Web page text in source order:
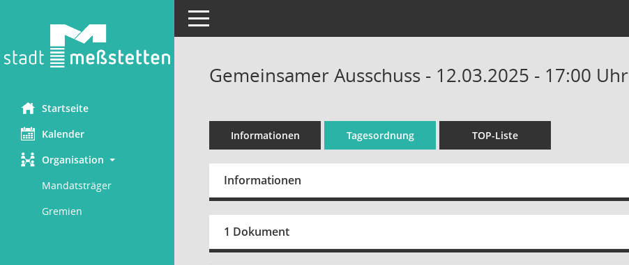
Startseite
Kalender
Organisation
Mandatsträger
Gremien
Toggle navigation
Gemeinsamer Ausschuss - 12.03.2025 - 17:00 Uhr
Informationen Tagesordnung TOP-Liste
Informationen
1 Dokument